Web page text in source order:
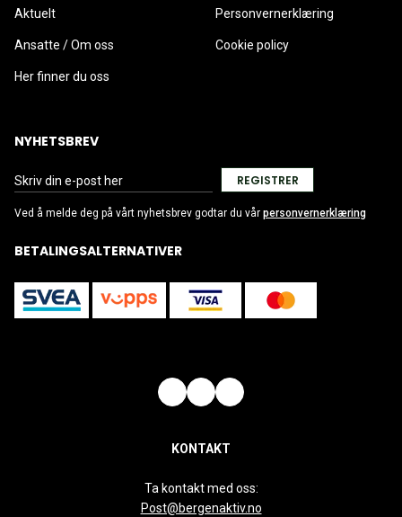
Aktuelt
Ansatte / Om oss
Her finner du oss
Personvernerklæring
Cookie policy
NYHETSBREV
REGISTRER
Ved å melde deg på vårt nyhetsbrev godtar du vår personvernerklæring
BETALINGSALTERNATIVER
KONTAKT
Ta kontakt med oss:
Post@bergenaktiv.no